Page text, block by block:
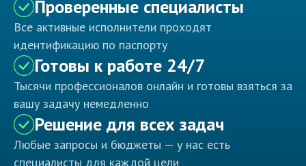
Проверенные специалисты
Все активные исполнители проходят
идентификацию по паспорту
Готовы к работе 24/7
Тысячи профессионалов онлайн и готовы взяться за
вашу задачу немедленно
Решение для всех задач
Любые запросы и бюджеты — у нас есть
специалисты для каждой цели